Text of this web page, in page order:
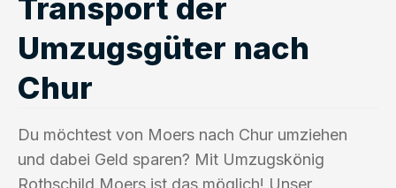
Transport der
Umzugsgüter nach
Chur
Du möchtest von Moers nach Chur umziehen
und dabei Geld sparen? Mit Umzugskönig
Rothschild Moers ist das möglich! Unser